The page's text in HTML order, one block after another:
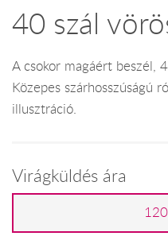
40 szál
A csokor magáért beszél,
Közepes szárhosszúságú
illusztráció.
Virágküldés ára